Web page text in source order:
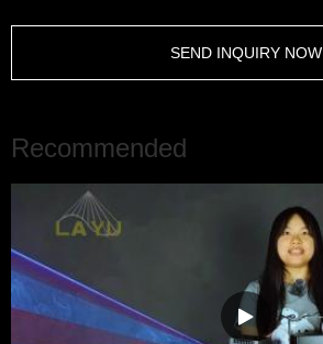
SEND INQUIRY NOW
Recommended